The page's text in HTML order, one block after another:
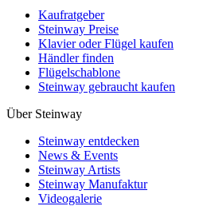
Kaufratgeber
Steinway Preise
Klavier oder Flügel kaufen
Händler finden
Flügelschablone
Steinway gebraucht kaufen
Über Steinway
Steinway entdecken
News & Events
Steinway Artists
Steinway Manufaktur
Videogalerie